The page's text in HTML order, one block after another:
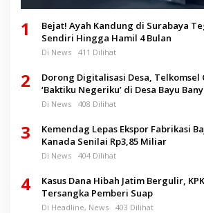
1
Bejat! Ayah Kandung di Surabaya
Sendiri Hingga Hamil 4 Bulan
Di News 411 Dilihat
2
Dorong Digitalisasi Desa,
‘Baktiku Negeriku’ di Desa Bayu
Di News 408 Dilihat
3
Kemendag Lepas Ekspor Fabrikasi
Kanada Senilai Rp3,85 Miliar
Di News 404 Dilihat
4
Kasus Dana Hibah Jatim Bergulir,
Tersangka Pemberi Suap
Di Headline, News 403 Dilihat